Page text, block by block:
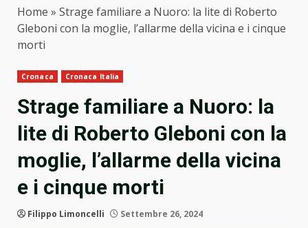
Home » Strage familiare a Nuoro: la lite di Roberto
Gleboni con la moglie, l’allarme della vicina e i cinque
morti
Cronaca Cronaca Italia
Strage familiare a Nuoro: la
lite di Roberto Gleboni con la
moglie, l’allarme della vicina
e i cinque morti
Filippo Limoncelli Settembre 26, 2024